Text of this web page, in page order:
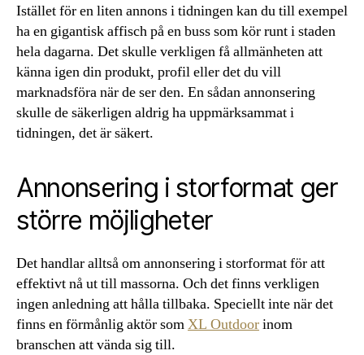
Istället för en liten annons i tidningen kan du till exempel
ha en gigantisk affisch på en buss som kör runt i staden
hela dagarna. Det skulle verkligen få allmänheten att
känna igen din produkt, profil eller det du vill
marknadsföra när de ser den. En sådan annonsering
skulle de säkerligen aldrig ha uppmärksammat i
tidningen, det är säkert.
Annonsering i storformat ger
större möjligheter
Det handlar alltså om annonsering i storformat för att
effektivt nå ut till massorna. Och det finns verkligen
ingen anledning att hålla tillbaka. Speciellt inte när det
finns en förmånlig aktör somXL Outdoorinom
branschen att vända sig till.